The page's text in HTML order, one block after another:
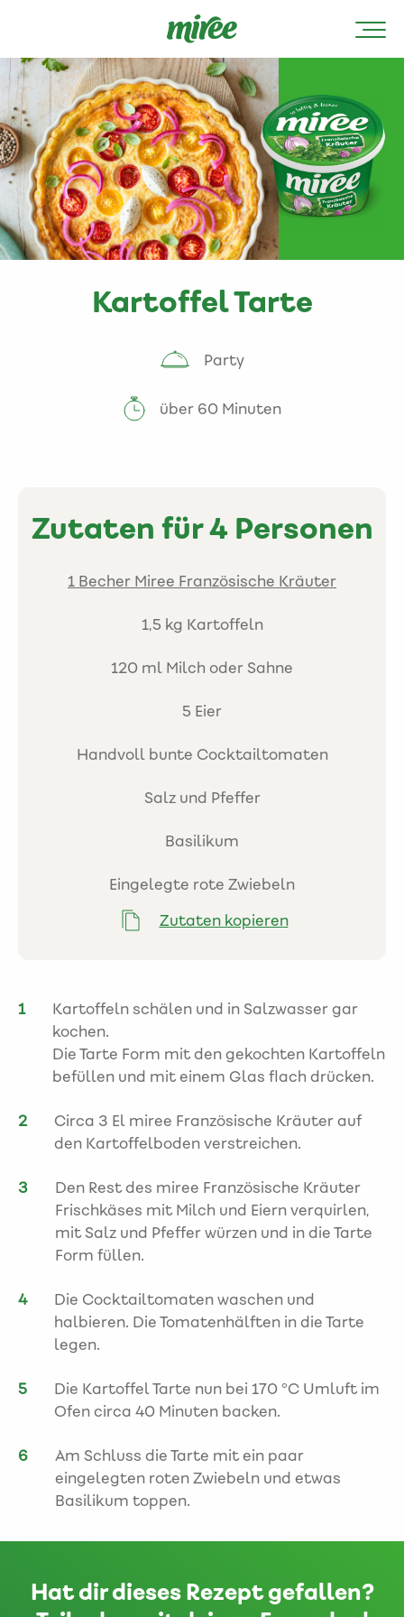
Kartoffel Tarte
Party
über 60 Minuten
Zutaten für 4 Personen
1 Becher Miree Französische Kräuter
1,5 kg Kartoffeln
120 ml Milch oder Sahne
5 Eier
Handvoll bunte Cocktailtomaten
Salz und Pfeffer
Basilikum
Eingelegte rote Zwiebeln
Zutaten kopieren
Kartoffeln schälen und in Salzwasser gar
kochen.
Die Tarte Form mit den gekochten Kartoffeln
befüllen und mit einem Glas flach drücken.
Circa 3 El miree Französische Kräuter auf
den Kartoffelboden verstreichen.
Den Rest des miree Französische Kräuter
Frischkäses mit Milch und Eiern verquirlen,
mit Salz und Pfeffer würzen und in die Tarte
Form füllen.
Die Cocktailtomaten waschen und
halbieren. Die Tomatenhälften in die Tarte
legen.
Die Kartoffel Tarte nun bei 170 °C Umluft im
Ofen circa 40 Minuten backen.
Am Schluss die Tarte mit ein paar
eingelegten roten Zwiebeln und etwas
Basilikum toppen.
Hat dir dieses Rezept gefallen?